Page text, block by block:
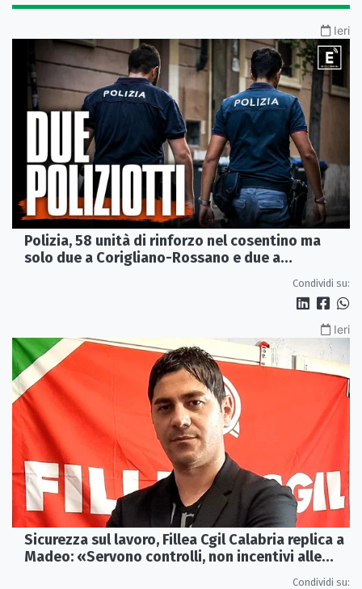
Ieri
Polizia, 58 unità di rinforzo nel cosentino ma
solo due a Corigliano-Rossano e due a
Condividi su:
Ieri
Sicurezza sul lavoro, Fillea Cgil Calabria replica a
Madeo: «Servono controlli, non incentivi alle
Condividi su: